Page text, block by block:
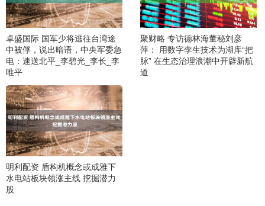
卓盛国际 国军少将逃往台湾途
中被俘，说出暗语，中央军委急
电：速送北平_李碧光_李长_李
唯平
聚财略 专访德林海董秘刘彦
萍： 用数字孪生技术为湖库“把
脉” 在生态治理浪潮中开辟新航
道
明利配资 盾构机概念或成雅下
水电站板块领涨主线 挖掘潜力
股